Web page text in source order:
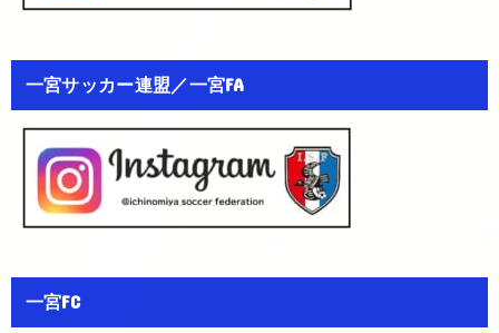
一宮サッカー連盟／一宮FA
一宮FC